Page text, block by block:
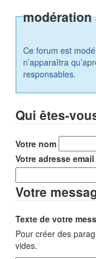
Ce forum est
n’apparaîtra
responsables.
Qui êtes-
Votre nom
Votre adresse email
Votre
Texte de votre
Pour créer des
vides.